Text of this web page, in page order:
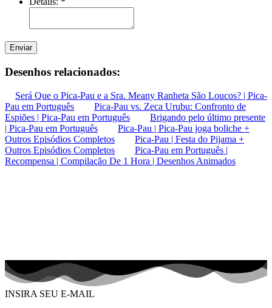
Enviar
Desenhos relacionados:
Será Que o Pica-Pau e a Sra. Meany Ranheta São Loucos? | Pica-
Pau em Português
Pica-Pau vs. Zeca Urubu: Confronto de
Espiões | Pica-Pau em Português
Brigando pelo último presente
| Pica-Pau em Português
Pica-Pau | Pica-Pau joga boliche +
Outros Episódios Completos
Pica-Pau | Festa do Pijama +
Outros Episódios Completos
Pica-Pau em Português |
Recompensa | Compilação De 1 Hora | Desenhos Animados
INSIRA SEU E-MAIL